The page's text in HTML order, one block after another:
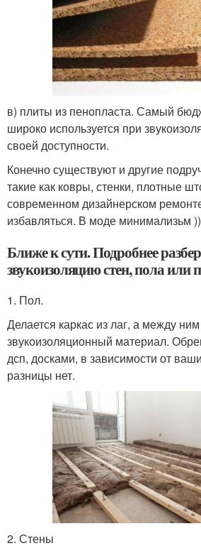
в) плиты из пенопласта. Самый
широко используется при
своей доступности.
Конечно существуют и другие
такие как ковры, стенки, плотные
современном дизайнерском
избавляться. В моде минимализьм ))
Ближе к сути. Подробнее
звукоизоляцию стен, пола или
1. Пол.
Делается каркас из лаг, а между
звукоизоляционный материал.
дсп, досками, в зависимости от
разницы нет.
2. Стены